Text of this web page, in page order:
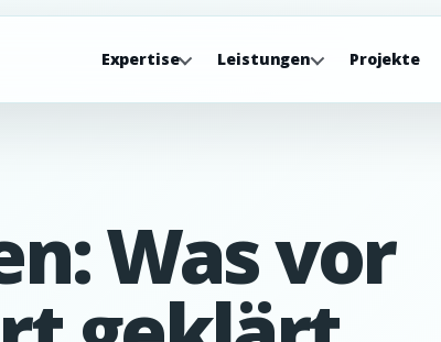
Expertise Leistungen Projekte
Was vor